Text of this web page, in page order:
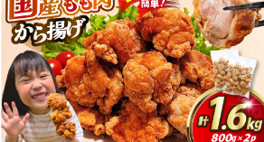
寄せ ご当地 グルメ 宮崎県 高千穂町
_Tk005-102